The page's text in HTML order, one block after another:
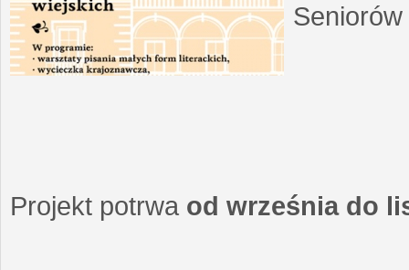
Projekt potrwa od września do